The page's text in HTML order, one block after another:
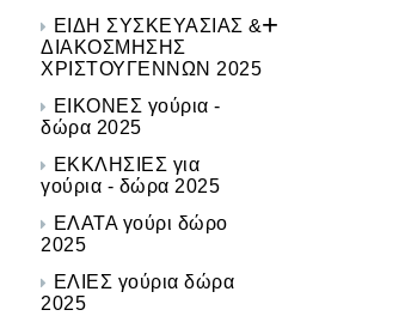
ΕΙΔΗ ΣΥΣΚΕΥΑΣΙΑΣ &
ΔΙΑΚΟΣΜΗΣΗΣ
ΧΡΙΣΤΟΥΓΕΝΝΩΝ 2025
+
ΕΙΚΟΝΕΣ γούρια -
δώρα 2025
ΕΚΚΛΗΣΙΕΣ για
γούρια - δώρα 2025
ΕΛΑΤΑ γούρι δώρο
2025
ΕΛΙΕΣ γούρια δώρα
2025